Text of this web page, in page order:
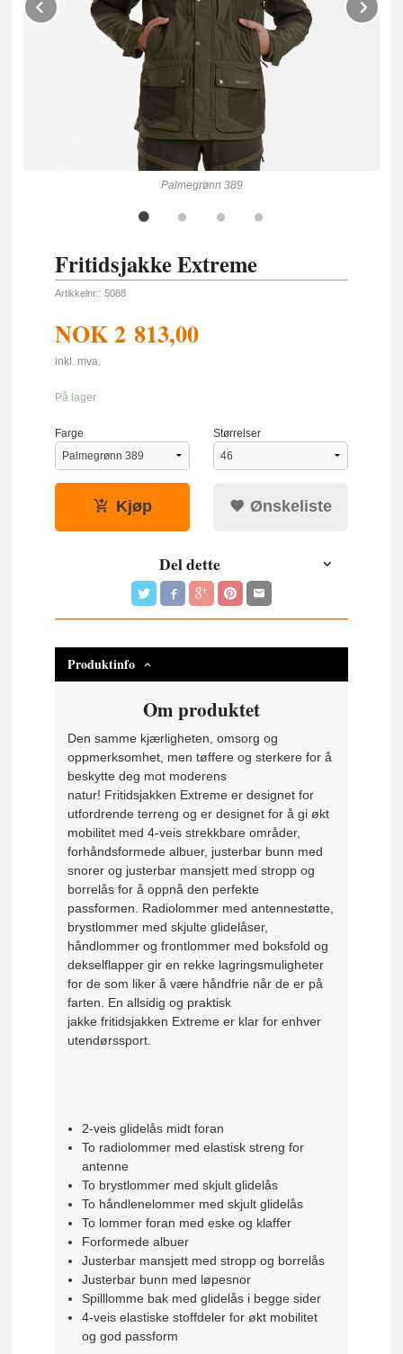
Palmegrønn 389
Prev
Fritidsjakke Extreme
Artikkelnr.: 5088
NOK2 813,00
inkl. mva.
På lager
Farge Størrelser
Kjøp Ønskeliste
Del dette
Produktinfo
Om produktet
Den samme kjærligheten, omsorg og
oppmerksomhet, men tøffere og sterkere for å
beskytte deg mot moderens
natur! Fritidsjakken Extreme er designet for
utfordrende terreng og er designet for å gi økt
mobilitet med 4-veis strekkbare områder,
forhåndsformede albuer, justerbar bunn med
snorer og justerbar mansjett med stropp og
borrelås for å oppnå den perfekte
passformen. Radiolommer med antennestøtte,
brystlommer med skjulte glidelåser,
håndlommer og frontlommer med boksfold og
dekselflapper gir en rekke lagringsmuligheter
for de som liker å være håndfrie når de er på
farten. En allsidig og praktisk
jakke fritidsjakken Extreme er klar for enhver
utendørssport.
2-veis glidelås midt foran
To radiolommer med elastisk streng for
antenne
To brystlommer med skjult glidelås
To håndlenelommer med skjult glidelås
To lommer foran med eske og klaffer
Forformede albuer
Justerbar mansjett med stropp og borrelås
Justerbar bunn med løpesnor
Spilllomme bak med glidelås i begge sider
4-veis elastiske stoffdeler for økt mobilitet
og god passform